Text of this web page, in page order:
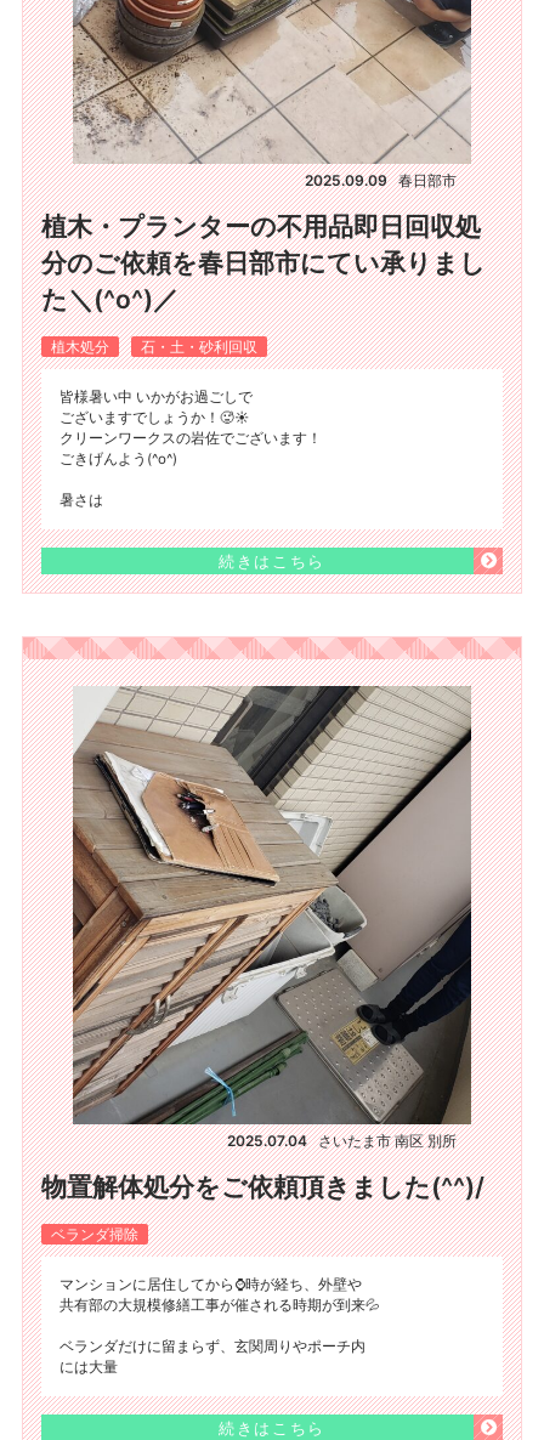
2025.09.09 春日部市
植木・プランターの不用品即日回収処
分のご依頼を春日部市にてい承りまし
た＼(^o^)／
植木処分 石・土・砂利回収
皆様暑い中 いかがお過ごしで
ございますでしょうか！🥵☀️
クリーンワークスの岩佐でございます！
ごきげんよう(^o^)
暑さは
続きはこちら
2025.07.04 さいたま市 南区 別所
物置解体処分をご依頼頂きました(^^)/
ベランダ掃除
マンションに居住してから⌚時が経ち、外壁や
共有部の大規模修繕工事が催される時期が到来💦
ベランダだけに留まらず、玄関周りやポーチ内
には大量
続きはこちら